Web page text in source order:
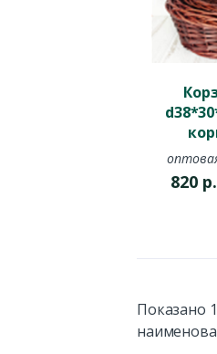
820 р.
Показано